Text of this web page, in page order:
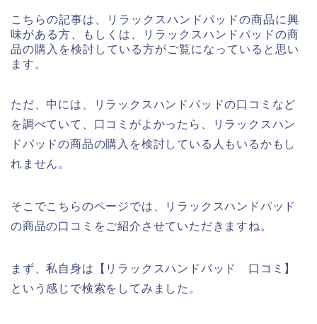
こちらの記事は、リラックスハンドパッドの商品に興
味がある方、もしくは、リラックスハンドパッドの商
品の購入を検討している方がご覧になっていると思い
ます。
ただ、中には、リラックスハンドパッドの口コミなど
を調べていて、口コミがよかったら、リラックスハン
ドパッドの商品の購入を検討している人もいるかもし
れません。
そこでこちらのページでは、リラックスハンドパッド
の商品の口コミをご紹介させていただきますね。
まず、私自身は【リラックスハンドパッド 口コミ】
という感じで検索をしてみました。